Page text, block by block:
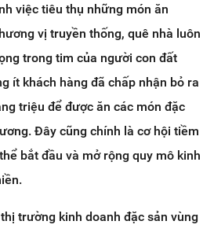
việc tiêu thụ những món ăn
vị truyền thống, quê nhà luôn
trong tim của người con đất
ít khách hàng đã chấp nhận bỏ ra
triệu để được ăn các món đặc
Đây cũng chính là cơ hội tiềm
bắt đầu và mở rộng quy mô kinh
trường kinh doanh đặc sản vùng